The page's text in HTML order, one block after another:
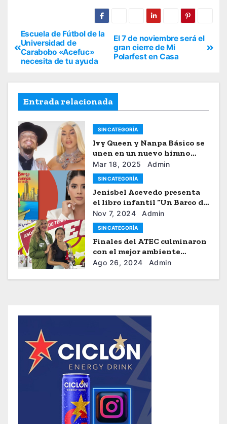
El 7 de noviembre será el
gran cierre de Mi
Polarfest en Casa
Escuela de Fútbol de la
Universidad de
Carabobo «Acefuc»
necesita de tu ayuda
Entrada relacionada
SIN CATEGORÍA
Ivy Queen y Nanpa Básico se
unen en un nuevo himno
musical
Mar 18, 2025 Admin
SIN CATEGORÍA
Jenisbel Acevedo presenta
el libro infantil “Un Barco de
Sueños”
Nov 7, 2024 Admin
SIN CATEGORÍA
Finales del ATEC culminaron
con el mejor ambiente
tenístico
Ago 26, 2024 Admin